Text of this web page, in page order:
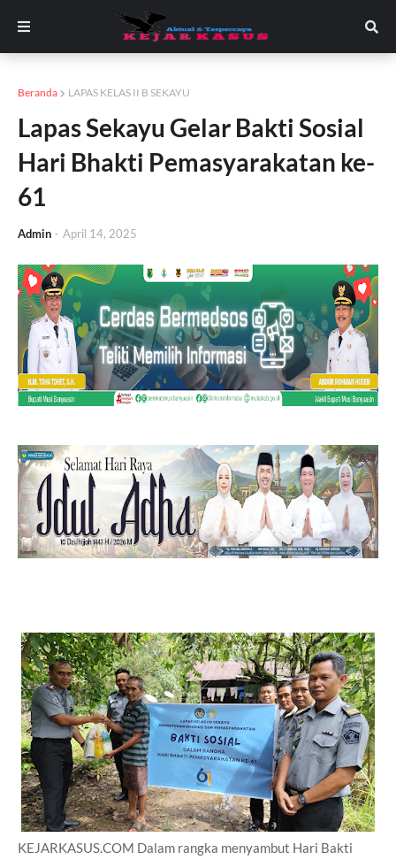
Beranda LAPAS KELAS II B SEKAYU
Lapas Sekayu Gelar Bakti Sosial
Hari Bhakti Pemasyarakatan ke-
61
Admin - April 14, 2025
KEJARKASUS.COM Dalam rangka menyambut Hari Bakti